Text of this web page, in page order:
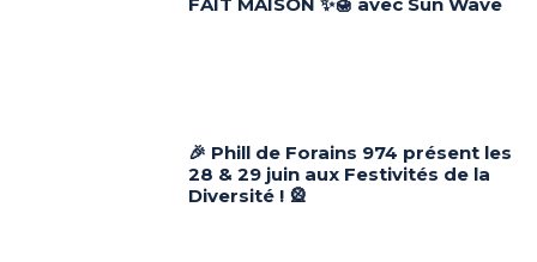
🎉 Phill de Forains 974 présent les
28 & 29 juin aux Festivités de la
Diversité ! 🎡